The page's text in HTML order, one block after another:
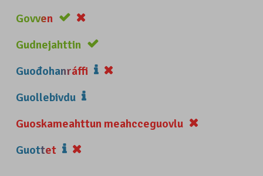
Govven
Gudnejahttin
Guođohanráffi
Guollebivdu
Guoskameahttun meahcceguovlu
Guottet